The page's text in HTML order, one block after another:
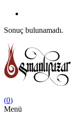
Sonuç bulunamadı.
(0)
Menü